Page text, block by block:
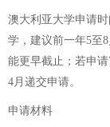
澳大利亚大学申请
学，建议前一年5至
能更早截止；若申
4月递交申请。
申请材料